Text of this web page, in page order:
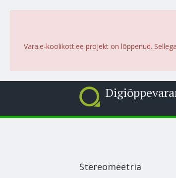
Vara.e-koolikott.ee projekt on lõppenud.
Stereomeetria